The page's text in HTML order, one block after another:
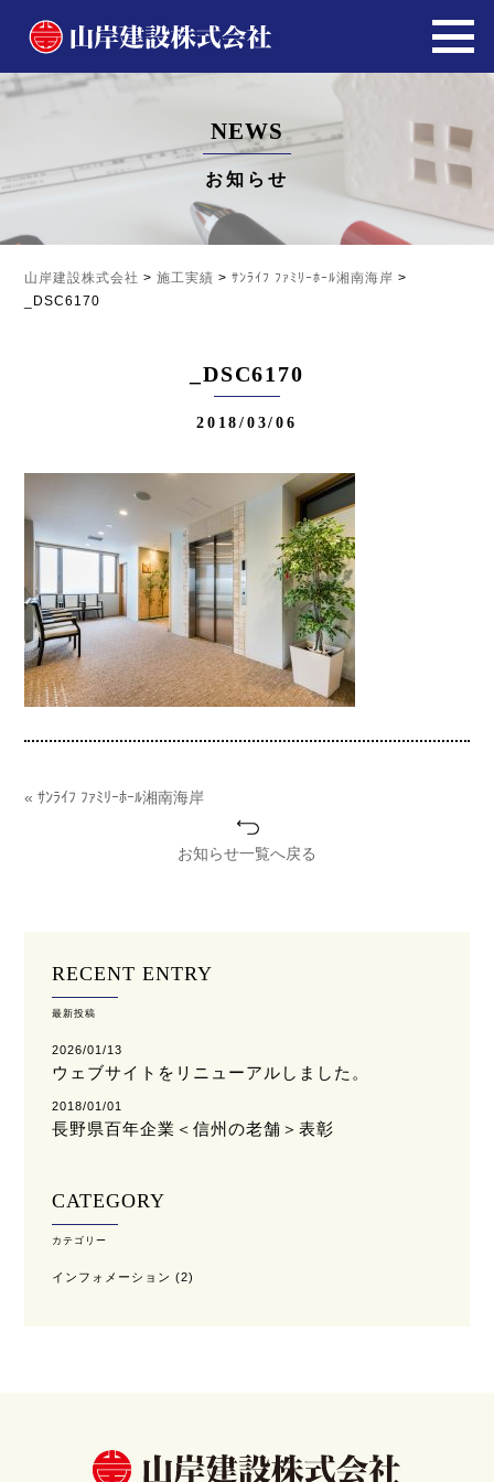
NEWS
お知らせ
山岸建設株式会社 >施工実績 >ｻﾝﾗｲﾌ ﾌｧﾐﾘｰﾎｰﾙ湘南海岸 >
_DSC6170
_DSC6170
2018/03/06
« ｻﾝﾗｲﾌ ﾌｧﾐﾘｰﾎｰﾙ湘南海岸
お知らせ一覧へ戻る
RECENT ENTRY
最新投稿
2026/01/13
ウェブサイトをリニューアルしました。
2018/01/01
長野県百年企業＜信州の老舗＞表彰
CATEGORY
カテゴリー
インフォメーション (2)